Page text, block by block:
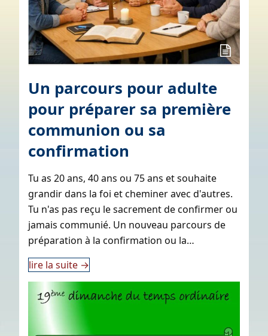
Un parcours pour adulte
pour préparer sa première
communion ou sa
confirmation
Tu as 20 ans, 40 ans ou 75 ans et souhaite
grandir dans la foi et cheminer avec d'autres.
Tu n'as pas reçu le sacrement de confirmer ou
jamais communié. Un nouveau parcours de
préparation à la confirmation ou la…
lire la suite →